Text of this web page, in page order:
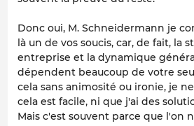
Donc oui, M. Schneidermann je
là un de vos soucis, car, de fait, la
entreprise et la dynamique
dépendent beaucoup de votre
cela sans animosité ou ironie, je
cela est facile, ni que j'ai des
Mais c'est souvent parce que l'on